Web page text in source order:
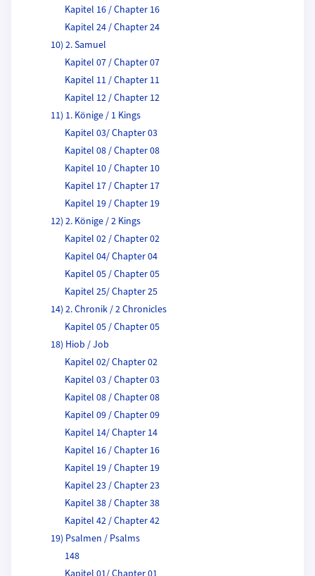
Kapitel 16 / Chapter 16
Kapitel 24 / Chapter 24
10) 2. Samuel
Kapitel 07 / Chapter 07
Kapitel 11 / Chapter 11
Kapitel 12 / Chapter 12
11) 1. Könige / 1 Kings
Kapitel 03/ Chapter 03
Kapitel 08 / Chapter 08
Kapitel 10 / Chapter 10
Kapitel 17 / Chapter 17
Kapitel 19 / Chapter 19
12) 2. Könige / 2 Kings
Kapitel 02 / Chapter 02
Kapitel 04/ Chapter 04
Kapitel 05 / Chapter 05
Kapitel 25/ Chapter 25
14) 2. Chronik / 2 Chronicles
Kapitel 05 / Chapter 05
18) Hiob / Job
Kapitel 02/ Chapter 02
Kapitel 03 / Chapter 03
Kapitel 08 / Chapter 08
Kapitel 09 / Chapter 09
Kapitel 14/ Chapter 14
Kapitel 16 / Chapter 16
Kapitel 19 / Chapter 19
Kapitel 23 / Chapter 23
Kapitel 38 / Chapter 38
Kapitel 42 / Chapter 42
19) Psalmen / Psalms
148